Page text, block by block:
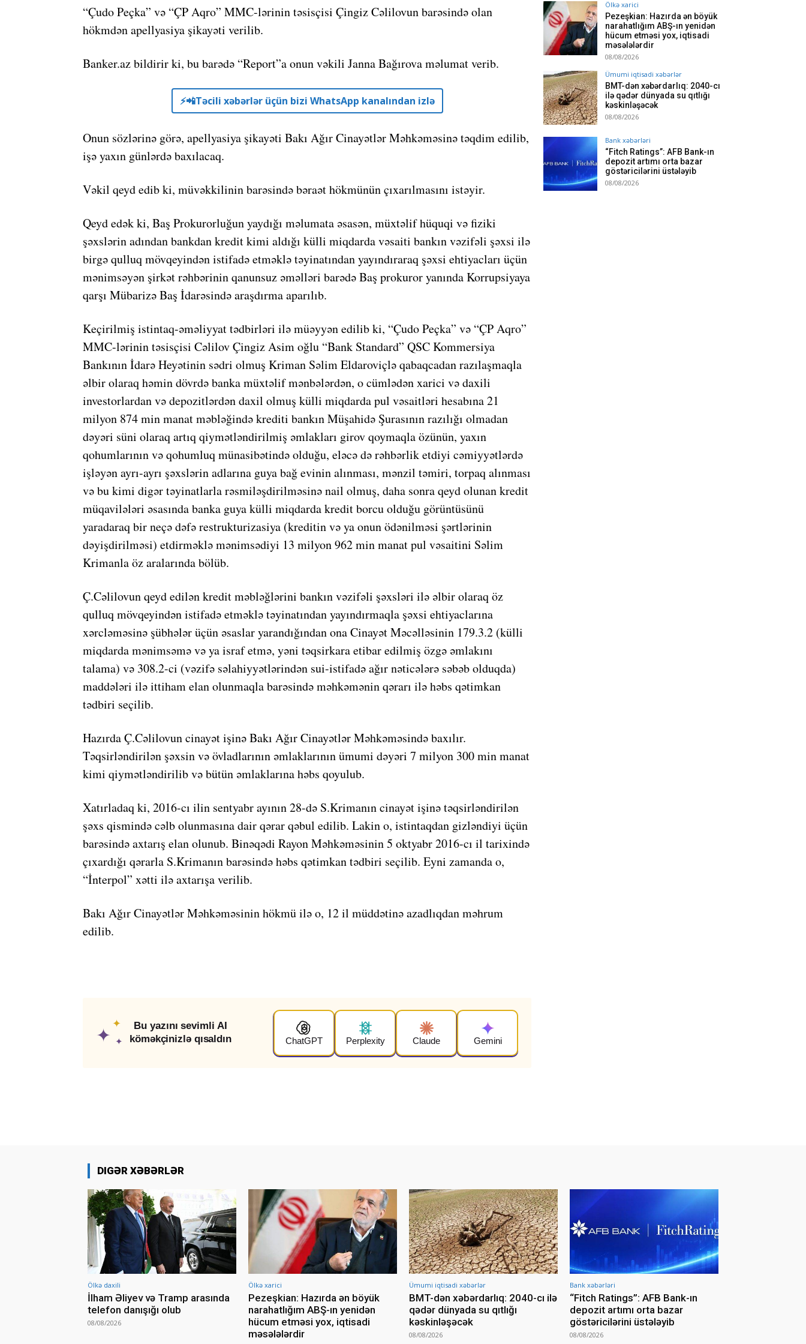
“Çudo Peçka” və “ÇP Aqro” MMC-lərinin təsisçisi Çingiz Cəlilovun barəsində olan
hökmdən apellyasiya şikayəti verilib.
Banker.az bildirir ki, bu barədə “Report”a onun vəkili Janna Bağırova məlumat verib.
⚡️📲Təcili xəbərlər üçün bizi WhatsApp kanalından izlə
Onun sözlərinə görə, apellyasiya şikayəti Bakı Ağır Cinayətlər Məhkəməsinə təqdim edilib,
işə yaxın günlərdə baxılacaq.
Vəkil qeyd edib ki, müvəkkilinin barəsində bəraət hökmünün çıxarılmasını istəyir.
Qeyd edək ki, Baş Prokurorluğun yaydığı məlumata əsasən, müxtəlif hüquqi və fiziki
şəxslərin adından bankdan kredit kimi aldığı külli miqdarda vəsaiti bankın vəzifəli şəxsi ilə
birgə qulluq mövqeyindən istifadə etməklə təyinatından yayındıraraq şəxsi ehtiyacları üçün
mənimsəyən şirkət rəhbərinin qanunsuz əməlləri barədə Baş prokuror yanında Korrupsiyaya
qarşı Mübarizə Baş İdarəsində araşdırma aparılıb.
Keçirilmiş istintaq-əməliyyat tədbirləri ilə müəyyən edilib ki, “Çudo Peçka” və “ÇP Aqro”
MMC-lərinin təsisçisi Cəlilov Çingiz Asim oğlu “Bank Standard” QSC Kommersiya
Bankının İdarə Heyətinin sədri olmuş Kriman Səlim Eldaroviçlə qabaqcadan razılaşmaqla
əlbir olaraq həmin dövrdə banka müxtəlif mənbələrdən, o cümlədən xarici və daxili
investorlardan və depozitlərdən daxil olmuş külli miqdarda pul vəsaitləri hesabına 21
milyon 874 min manat məbləğində krediti bankın Müşahidə Şurasının razılığı olmadan
dəyəri süni olaraq artıq qiymətləndirilmiş əmlakları girov qoymaqla özünün, yaxın
qohumlarının və qohumluq münasibətində olduğu, eləcə də rəhbərlik etdiyi cəmiyyətlərdə
işləyən ayrı-ayrı şəxslərin adlarına guya bağ evinin alınması, mənzil təmiri, torpaq alınması
və bu kimi digər təyinatlarla rəsmiləşdirilməsinə nail olmuş, daha sonra qeyd olunan kredit
müqavilələri əsasında banka guya külli miqdarda kredit borcu olduğu görüntüsünü
yaradaraq bir neçə dəfə restrukturizasiya (kreditin və ya onun ödənilməsi şərtlərinin
dəyişdirilməsi) etdirməklə mənimsədiyi 13 milyon 962 min manat pul vəsaitini Səlim
Krimanla öz aralarında bölüb.
Ç.Cəlilovun qeyd edilən kredit məbləğlərini bankın vəzifəli şəxsləri ilə əlbir olaraq öz
qulluq mövqeyindən istifadə etməklə təyinatından yayındırmaqla şəxsi ehtiyaclarına
xərcləməsinə şübhələr üçün əsaslar yarandığından ona Cinayət Məcəlləsinin 179.3.2 (külli
miqdarda mənimsəmə və ya israf etmə, yəni təqsirkara etibar edilmiş özgə əmlakını
talama) və 308.2-ci (vəzifə səlahiyyətlərindən sui-istifadə ağır nəticələrə səbəb olduqda)
maddələri ilə ittiham elan olunmaqla barəsində məhkəmənin qərarı ilə həbs qətimkan
tədbiri seçilib.
Hazırda Ç.Cəlilovun cinayət işinə Bakı Ağır Cinayətlər Məhkəməsində baxılır.
Təqsirləndirilən şəxsin və övladlarının əmlaklarının ümumi dəyəri 7 milyon 300 min manat
kimi qiymətləndirilib və bütün əmlaklarına həbs qoyulub.
Xatırladaq ki, 2016-cı ilin sentyabr ayının 28-də S.Krimanın cinayət işinə təqsirləndirilən
şəxs qismində cəlb olunmasına dair qərar qəbul edilib. Lakin o, istintaqdan gizləndiyi üçün
barəsində axtarış elan olunub. Binəqədi Rayon Məhkəməsinin 5 oktyabr 2016-cı il tarixində
çıxardığı qərarla S.Krimanın barəsində həbs qətimkan tədbiri seçilib. Eyni zamanda o,
“İnterpol” xətti ilə axtarışa verilib.
Bakı Ağır Cinayətlər Məhkəməsinin hökmü ilə o, 12 il müddətinə azadlıqdan məhrum
edilib.
✦
✦
✦
Bu yazını sevimli AI
köməkçinizlə qısaldın
ChatGPT Perplexity Claude Gemini
Ölkə xarici
Pezeşkian: Hazırda ən böyük
narahatlığım ABŞ-ın yenidən
hücum etməsi yox, iqtisadi
məsələlərdir
08/08/2026
Ümumi iqtisadi xəbərlər
BMT-dən xəbərdarlıq: 2040-cı
ilə qədər dünyada su qıtlığı
kəskinləşəcək
08/08/2026
Bank xəbərləri
“Fitch Ratings”: AFB Bank-ın
depozit artımı orta bazar
göstəricilərini üstələyib
08/08/2026
DIGƏR XƏBƏRLƏR
Ölkə daxili
İlham Əliyev və Tramp arasında
telefon danışığı olub
08/08/2026
Ölkə xarici
Pezeşkian: Hazırda ən böyük
narahatlığım ABŞ-ın yenidən
hücum etməsi yox, iqtisadi
məsələlərdir
Ümumi iqtisadi xəbərlər
BMT-dən xəbərdarlıq: 2040-cı ilə
qədər dünyada su qıtlığı
kəskinləşəcək
08/08/2026
Bank xəbərləri
“Fitch Ratings”: AFB Bank-ın
depozit artımı orta bazar
göstəricilərini üstələyib
08/08/2026